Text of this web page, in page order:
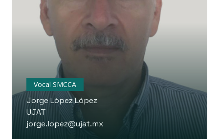
Vocal SMCCA
Jorge López López
UJAT
jorge.lopez@ujat.mx